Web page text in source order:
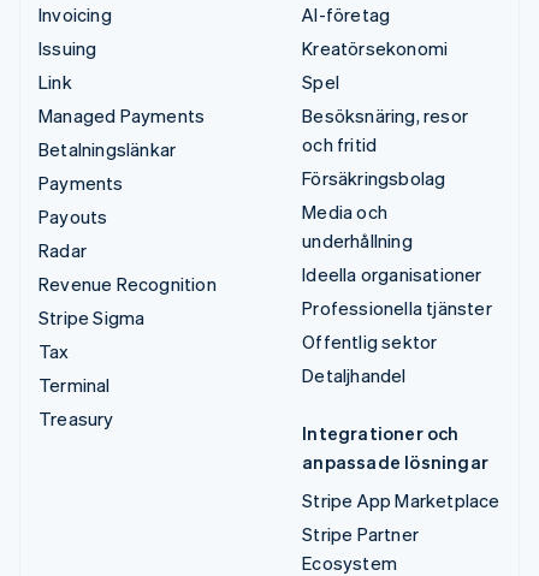
Invoicing
Issuing
Link
Managed Payments
Betalningslänkar
Payments
Payouts
Radar
Revenue Recognition
Stripe Sigma
Tax
Terminal
Treasury
AI-företag
Kreatörsekonomi
Spel
Besöksnäring, resor
och fritid
Försäkringsbolag
Media och
underhållning
Ideella organisationer
Professionella tjänster
Offentlig sektor
Detaljhandel
Integrationer och
anpassade lösningar
Stripe App Marketplace
Stripe Partner
Ecosystem